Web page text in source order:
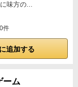
味方の...
件
追加する
ーム